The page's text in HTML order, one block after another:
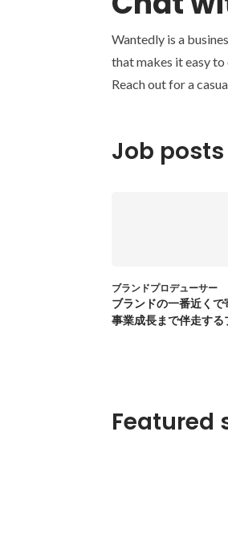
Wantedly is a
that makes it easy
Reach out for a
Job posts
ブランドプロデューサー
ブランドの一番近くで
事業成長まで伴走する
Featured